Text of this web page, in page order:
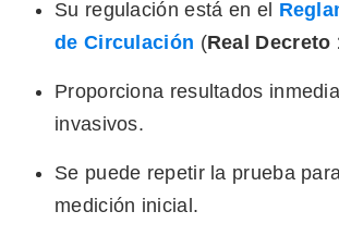
Su regulación está en el
de Circulación (Real Decreto
Proporciona resultados
invasivos.
Se puede repetir la prueba
medición inicial.